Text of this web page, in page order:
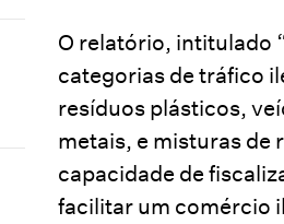
O relatório, intitulado
categorias de tráfico
resíduos plásticos,
metais, e misturas de
capacidade de
facilitar um comércio